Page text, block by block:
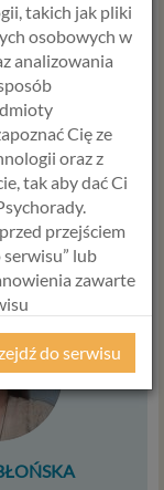
|
takich jak pliki
osobowych w
analizowania
Cię ze
oraz z
tak aby dać Ci
przejściem
lub
zawarte
i Rady (UE)
ochrony
do serwisu